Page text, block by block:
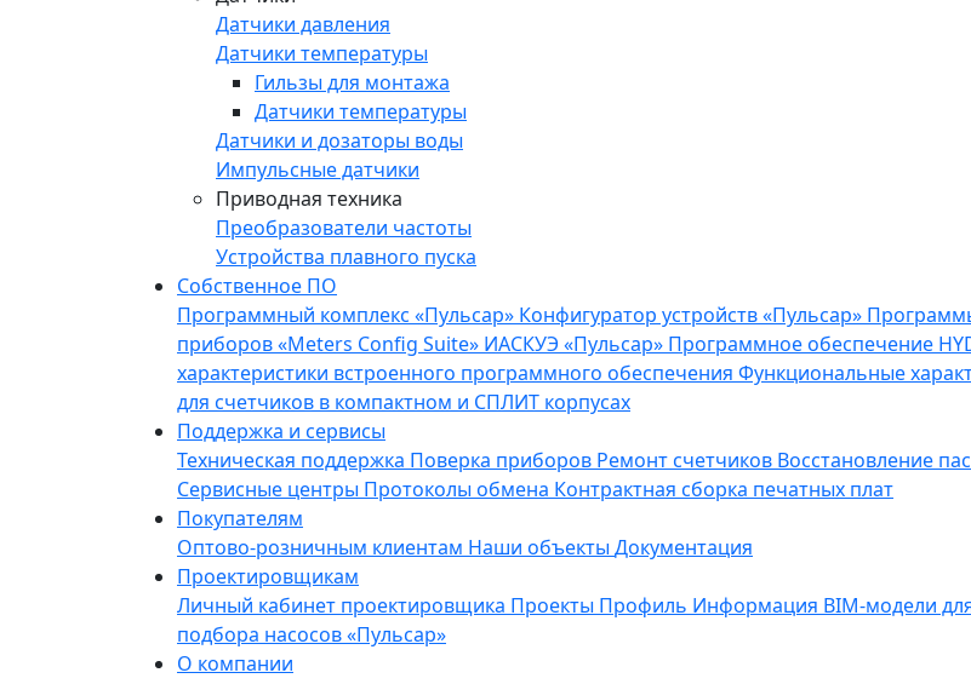
Датчики давления
Датчики температуры
Гильзы для монтажа
Датчики температуры
Датчики и дозаторы воды
Импульсные датчики
Приводная техника
Преобразователи частоты
Устройства плавного пуска
Собственное ПО
Программный комплекс «Пульсар» Конфигуратор устройств «Пульсар»
приборов «Meters Config Suite» ИАСКУЭ «Пульсар» Программное обеспечение
характеристики встроенного программного обеспечения Функциональные
для счетчиков в компактном и СПЛИТ корпусах
Поддержка и сервисы
Техническая поддержка Поверка приборов Ремонт счетчиков Восстановление
Сервисные центры Протоколы обмена Контрактная сборка печатных плат
Покупателям
Оптово-розничным клиентам Наши объекты Документация
Проектировщикам
Личный кабинет проектировщика Проекты Профиль Информация BIM-модели
подбора насосов «Пульсар»
О компании